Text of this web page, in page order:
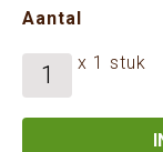
Aantal
x 1 stuk